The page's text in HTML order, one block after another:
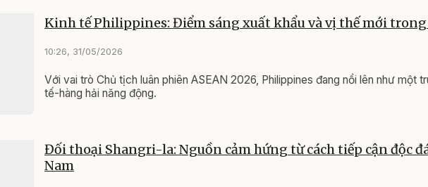
Kinh tế Philippines: Điểm sáng xuất khẩu và vị thế mới trong
10:26, 31/05/2026
Với vai trò Chủ tịch luân phiên ASEAN 2026, Philippines đang nổi lên như một
tế-hàng hải năng động.
Đối thoại Shangri-la: Nguồn cảm hứng từ cách tiếp cận độc
Nam